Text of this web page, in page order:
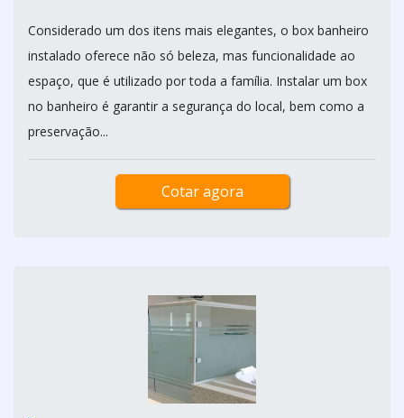
Considerado um dos itens mais elegantes, o box banheiro
instalado oferece não só beleza, mas funcionalidade ao
espaço, que é utilizado por toda a família. Instalar um box
no banheiro é garantir a segurança do local, bem como a
preservação...
Cotar agora